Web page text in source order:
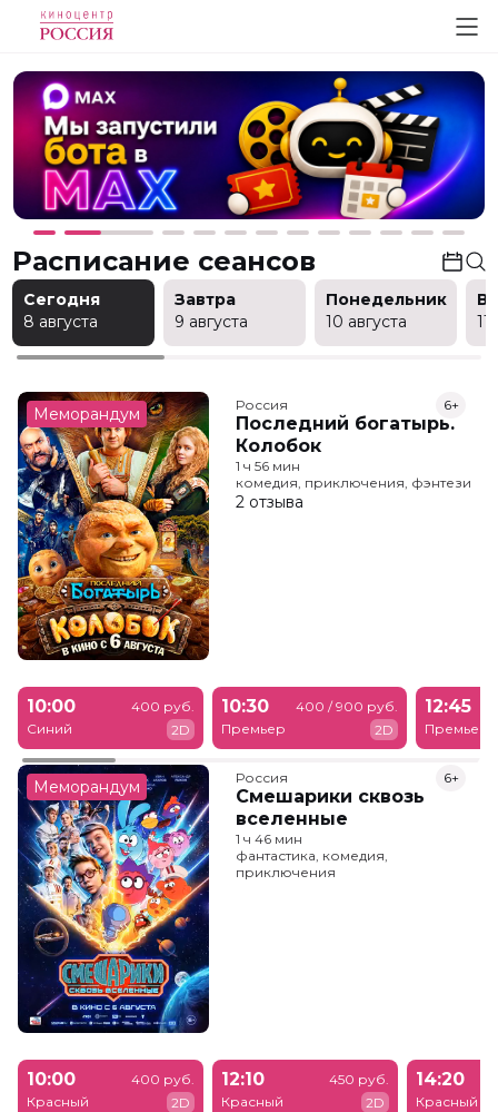
Расписание сеансов
Сегодня
8 августа
Завтра
9 августа
Понедельник
10 августа
11
Меморандум Россия
Последний богатырь.
Колобок
6+
1 ч 56 мин
комедия, приключения, фэнтези
2 отзыва
10:00
Синий
400 руб.
2D
10:30
Премьер
400 / 900 руб.
2D
12:45
Премьер
Меморандум Россия
Смешарики сквозь
вселенные
6+
1 ч 46 мин
фантастика, комедия,
приключения
10:00
Красный
400 руб.
2D
12:10
Красный
450 руб.
2D
14:20
Красный